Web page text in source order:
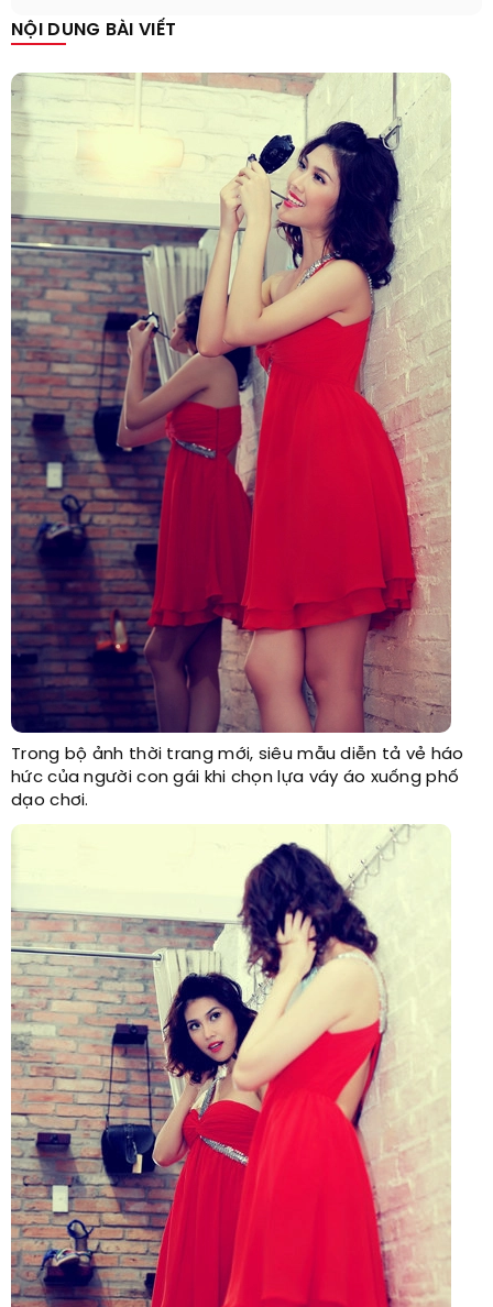
NỘI DUNG BÀI VIẾT
Trong bộ ảnh thời trang mới, siêu mẫu diễn tả vẻ háo
hức của người con gái khi chọn lựa váy áo xuống phố
dạo chơi.